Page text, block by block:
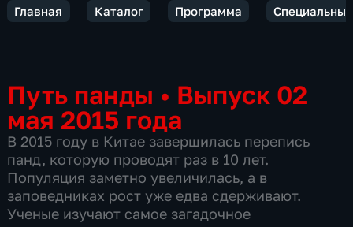
Главная Каталог Программа
Путь панды • Выпуск 02
мая 2015 года
В 2015 году в Китае завершилась перепись
панд, которую проводят раз в 10 лет.
Популяция заметно увеличилась, а в
заповедниках рост уже едва сдерживают.
Ученые изучают самое загадочное